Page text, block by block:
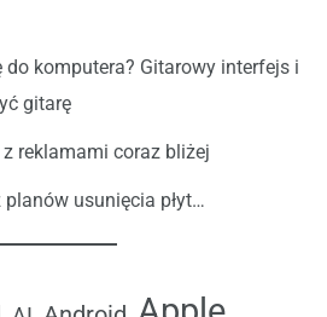
do komputera? Gitarowy interfejs i
gitarę
reklamami coraz bliżej
usunięcia płyt…